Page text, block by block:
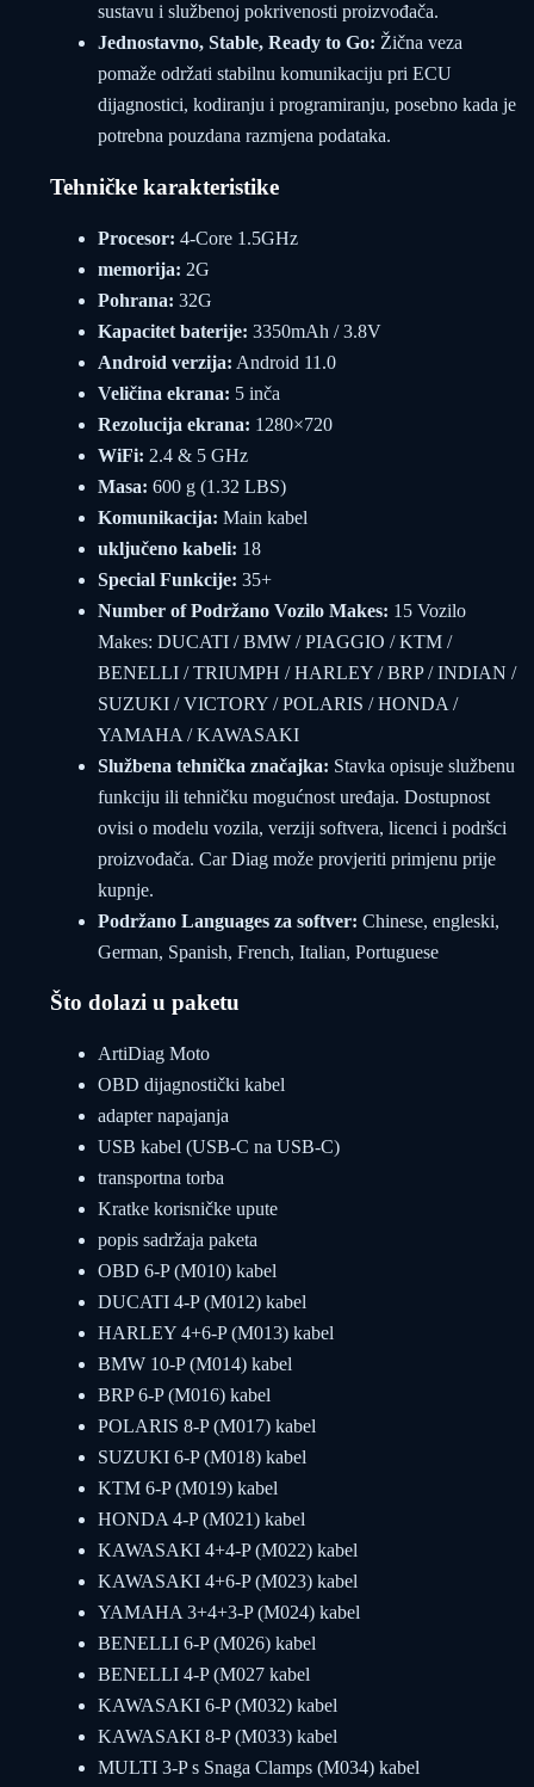
sustavu i službenoj pokrivenosti proizvođača.
Jednostavno, Stable, Ready to Go: Žična veza
pomaže održati stabilnu komunikaciju pri ECU
dijagnostici, kodiranju i programiranju, posebno kada je
potrebna pouzdana razmjena podataka.
Tehničke karakteristike
Procesor: 4-Core 1.5GHz
memorija: 2G
Pohrana: 32G
Kapacitet baterije: 3350mAh / 3.8V
Android verzija: Android 11.0
Veličina ekrana: 5 inča
Rezolucija ekrana: 1280×720
WiFi: 2.4 & 5 GHz
Masa: 600 g (1.32 LBS)
Komunikacija: Main kabel
uključeno kabeli: 18
Special Funkcije: 35+
Number of Podržano Vozilo Makes: 15 Vozilo
Makes: DUCATI / BMW / PIAGGIO / KTM /
BENELLI / TRIUMPH / HARLEY / BRP / INDIAN /
SUZUKI / VICTORY / POLARIS / HONDA /
YAMAHA / KAWASAKI
Službena tehnička značajka: Stavka opisuje službenu
funkciju ili tehničku mogućnost uređaja. Dostupnost
ovisi o modelu vozila, verziji softvera, licenci i podršci
proizvođača. Car Diag može provjeriti primjenu prije
kupnje.
Podržano Languages za softver: Chinese, engleski,
German, Spanish, French, Italian, Portuguese
Što dolazi u paketu
ArtiDiag Moto
OBD dijagnostički kabel
adapter napajanja
USB kabel (USB-C na USB-C)
transportna torba
Kratke korisničke upute
popis sadržaja paketa
OBD 6-P (M010) kabel
DUCATI 4-P (M012) kabel
HARLEY 4+6-P (M013) kabel
BMW 10-P (M014) kabel
BRP 6-P (M016) kabel
POLARIS 8-P (M017) kabel
SUZUKI 6-P (M018) kabel
KTM 6-P (M019) kabel
HONDA 4-P (M021) kabel
KAWASAKI 4+4-P (M022) kabel
KAWASAKI 4+6-P (M023) kabel
YAMAHA 3+4+3-P (M024) kabel
BENELLI 6-P (M026) kabel
BENELLI 4-P (M027 kabel
KAWASAKI 6-P (M032) kabel
KAWASAKI 8-P (M033) kabel
MULTI 3-P s Snaga Clamps (M034) kabel